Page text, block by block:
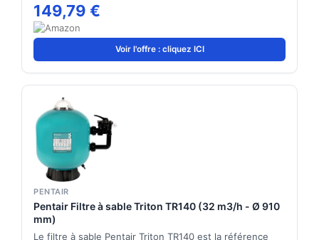
149,79 €
Voir l'offre : cliquez ICI
PENTAIR
Pentair Filtre à sable Triton TR140 (32 m3/h - Ø 910
mm)
Le filtre à sable Pentair Triton TR140 est la référence